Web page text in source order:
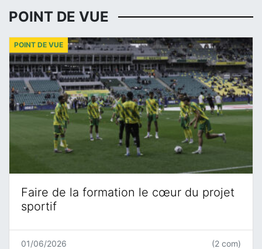
POINT DE VUE
Faire de la formation le cœur du projet
sportif
POINT DE VUE
01/06/2026
(2 com)